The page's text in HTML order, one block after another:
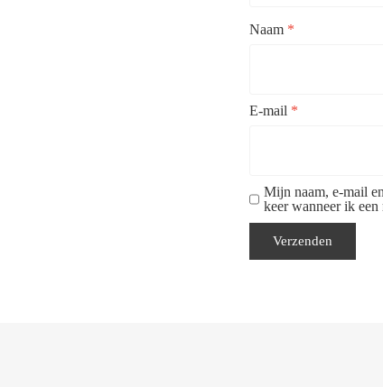
Naam *
E-mail *
Mijn naam, e-mail
keer wanneer ik een